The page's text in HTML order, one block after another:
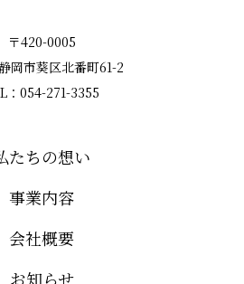
〒420-0005
岡市葵区北番町61-2
：054-271-3355
たちの想い
事業内容
会社概要
お知らせ